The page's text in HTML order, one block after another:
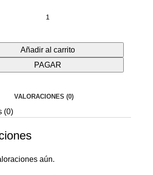
Añadir al carrito
PAGAR
VALORACIONES (0)
(0)
aún.